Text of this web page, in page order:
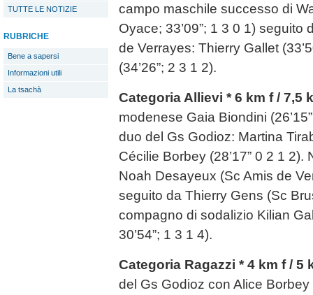
TUTTE LE NOTIZIE
RUBRICHE
Bene a sapersi
Informazioni utili
La tsachà
campo maschile successo di
Oyace; 33’09”; 1 3 0 1) seguito
de Verrayes: Thierry Gallet
(34’26”; 2 3 1 2).
Categoria Allievi * 6 km f / 7,5
modenese Gaia Biondini
duo del Gs Godioz: Martina
Cécilie Borbey (28’17” 0 2 1
Noah Desayeux (Sc Amis de
seguito da Thierry Gens (Sc
compagno di sodalizio Kilian
30’54”; 1 3 1 4).
Categoria Ragazzi * 4 km f / 5
del Gs Godioz con Alice Borbey